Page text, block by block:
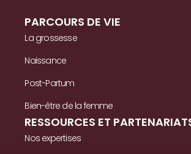
PARCOURS DE VIE
La grossesse
Naissance
Post-Partum
Bien-être de la femme
RESSOURCES ET
Nos expertises